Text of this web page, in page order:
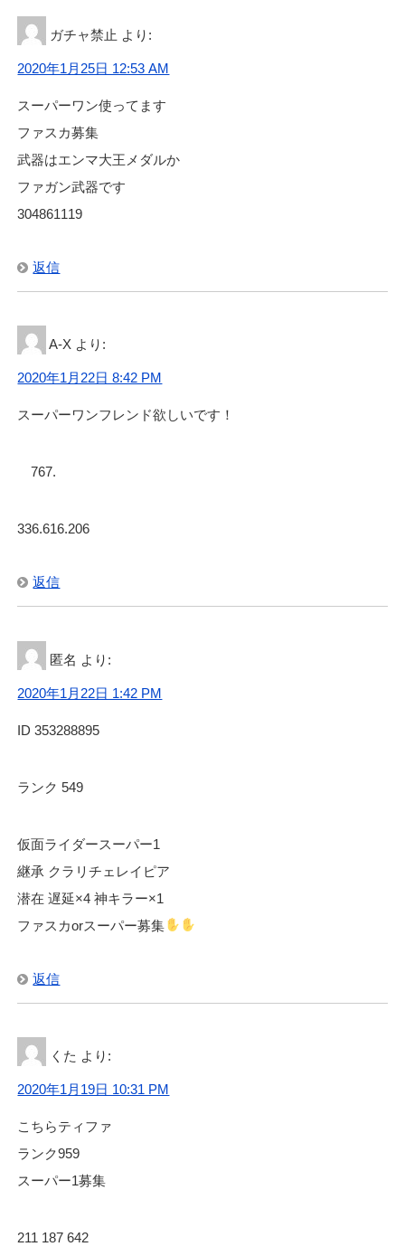
ガチャ禁止 より:
2020年1月25日 12:53 AM
スーパーワン使ってます
ファスカ募集
武器はエンマ大王メダルか
ファガン武器です
304861119
返信
A-X より:
2020年1月22日 8:42 PM
スーパーワンフレンド欲しいです！
767.
336.616.206
返信
匿名 より:
2020年1月22日 1:42 PM
ID 353288895
ランク 549
仮面ライダースーパー1
継承 クラリチェレイピア
潜在 遅延×4 神キラー×1
ファスカorスーパー募集
返信
くた より:
2020年1月19日 10:31 PM
こちらティファ
ランク959
スーパー1募集
211 187 642